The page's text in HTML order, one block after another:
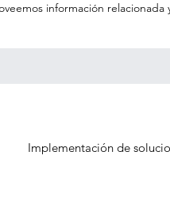
información relacionada
Implementación de